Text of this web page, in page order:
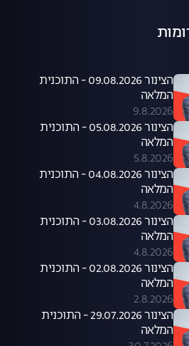
הצינור 09.08.2026 - התוכנית
המלאה
9.8.2026
הצינור 05.08.2026 - התוכנית
המלאה
5.8.2026
הצינור 04.08.2026 - התוכנית
המלאה
4.8.2026
הצינור 03.08.2026 - התוכנית
המלאה
4.8.2026
הצינור 02.08.2026 - התוכנית
המלאה
2.8.2026
הצינור 29.07.2026 - התוכנית
המלאה